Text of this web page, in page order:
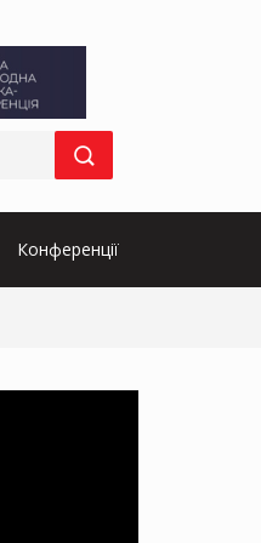
Конференції